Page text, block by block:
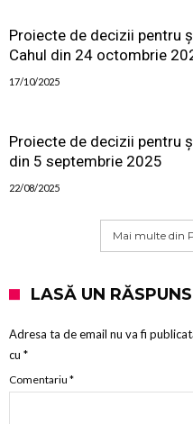
Proiecte de decizii pentru
Cahul din 24 octombrie
17/10/2025
Proiecte de decizii pentru
din 5 septembrie 2025
22/08/2025
Mai multe din
LASĂ UN RĂSPUNS
Adresa ta de email nu va fi
cu *
Comentariu *